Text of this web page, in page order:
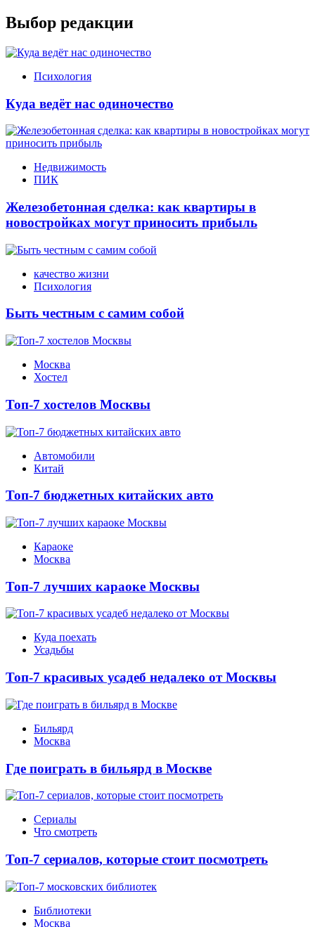
Выбор редакции
Психология
Куда ведёт нас одиночество
Недвижимость
ПИК
Железобетонная сделка: как квартиры в
новостройках могут приносить прибыль
качество жизни
Психология
Быть честным с самим собой
Москва
Хостел
Топ-7 хостелов Москвы
Автомобили
Китай
Топ-7 бюджетных китайских авто
Караоке
Москва
Топ-7 лучших караоке Москвы
Куда поехать
Усадьбы
Топ-7 красивых усадеб недалеко от Москвы
Бильярд
Москва
Где поиграть в бильярд в Москве
Сериалы
Что смотреть
Топ-7 сериалов, которые стоит посмотреть
Библиотеки
Москва